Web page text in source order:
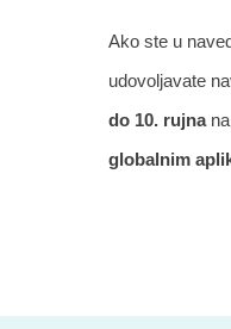
Ako ste u
udovoljavate
do 10. rujna
globalnim